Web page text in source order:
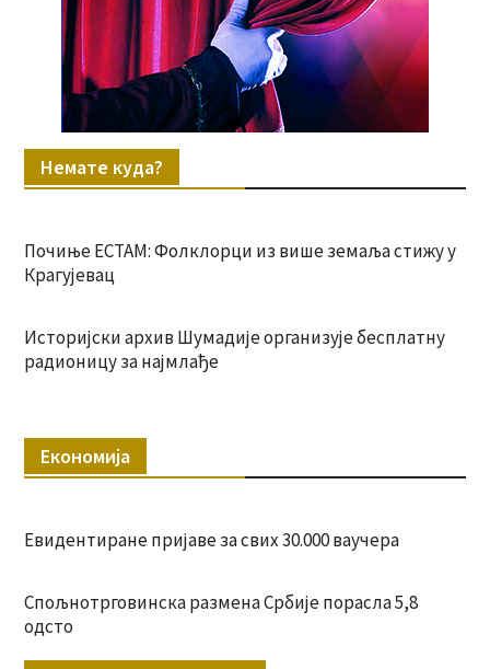
Немате куда?
Почиње ЕСТАМ: Фолклорци из више земаља стижу у
Крагујевац
Историјски архив Шумадије организује бесплатну
радионицу за најмлађе
Економија
Евидентиране пријаве за свих 30.000 ваучера
Спољнотрговинска размена Србије порасла 5,8
одсто